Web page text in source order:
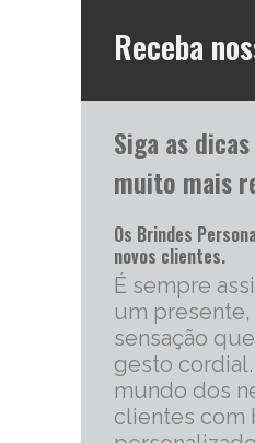
Receba
Siga as
muito mais
Os Brindes
novos clientes.
É sempre
um presente,
sensação
gesto
mundo dos
clientes com